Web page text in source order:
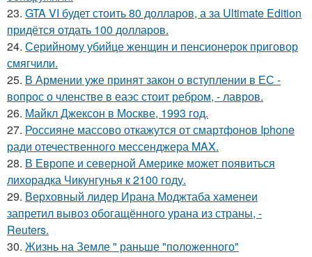
23. GTA VI будет стоить 80 долларов, а за Ultimate Edition
придётся отдать 100 долларов.
24. Серийному убийце женщин и пенсионерок приговор
смягчили.
25. В Армении уже принят закон о вступлении в ЕС -
вопрос о членстве в еаэс стоит ребром, - лавров.
26. Майкл Джексон в Москве, 1993 год.
27. Россияне массово откажутся от смартфонов Iphone
ради отечественного мессенджера MAX.
28. В Европе и северной Америке может появиться
лихорадка Чикунгунья к 2100 году.
29. Верховный лидер Ирана Моджтаба хаменеи
запретил вывоз обогащённого урана из страны, -
Reuters.
30. Жизнь на Земле " раньше "положенного"